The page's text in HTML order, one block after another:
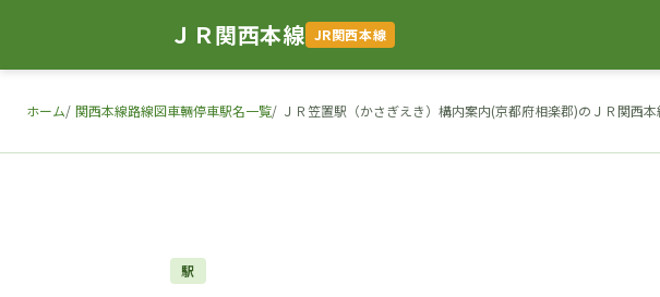
ＪＲ関西本線 JR関西本線
ホーム 関西本線路線図車輛停車駅名一覧 ＪＲ笠置駅（かさぎえき）構内案内(京都府相楽郡)のＪＲ関西
駅